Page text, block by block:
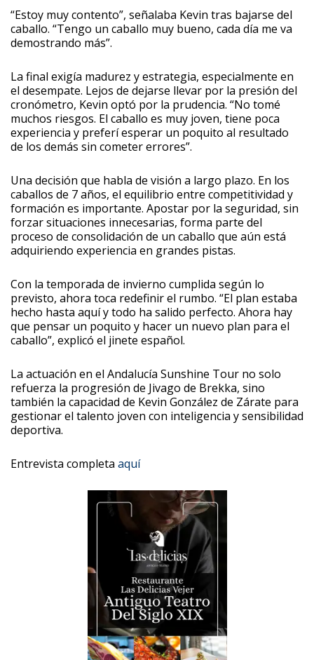
“Estoy muy contento”, señalaba Kevin tras bajarse del
caballo. “Tengo un caballo muy bueno, cada día me va
demostrando más”.
La final exigía madurez y estrategia, especialmente en
el desempate. Lejos de dejarse llevar por la presión del
cronómetro, Kevin optó por la prudencia. “No tomé
muchos riesgos. El caballo es muy joven, tiene poca
experiencia y preferí esperar un poquito al resultado
de los demás sin cometer errores”.
Una decisión que habla de visión a largo plazo. En los
caballos de 7 años, el equilibrio entre competitividad y
formación es importante. Apostar por la seguridad, sin
forzar situaciones innecesarias, forma parte del
proceso de consolidación de un caballo que aún está
adquiriendo experiencia en grandes pistas.
Con la temporada de invierno cumplida según lo
previsto, ahora toca redefinir el rumbo. “El plan estaba
hecho hasta aquí y todo ha salido perfecto. Ahora hay
que pensar un poquito y hacer un nuevo plan para el
caballo”, explicó el jinete español.
La actuación en el Andalucía Sunshine Tour no solo
refuerza la progresión de Jivago de Brekka, sino
también la capacidad de Kevin González de Zárate para
gestionar el talento joven con inteligencia y sensibilidad
deportiva.
Entrevista completa aquí